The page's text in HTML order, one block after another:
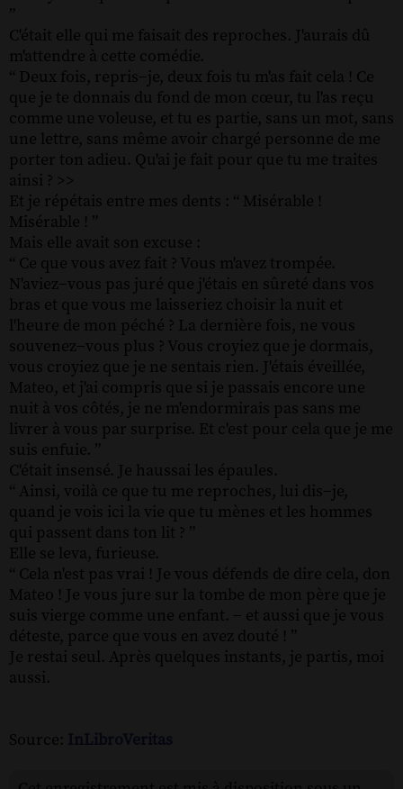
”
C'était elle qui me faisait des reproches. J'aurais dû
m'attendre à cette comédie.
“ Deux fois, repris−je, deux fois tu m'as fait cela ! Ce
que je te donnais du fond de mon cœur, tu l'as reçu
comme une voleuse, et tu es partie, sans un mot, sans
une lettre, sans même avoir chargé personne de me
porter ton adieu. Qu'ai je fait pour que tu me traites
ainsi ? >>
Et je répétais entre mes dents : “ Misérable !
Misérable ! ”
Mais elle avait son excuse :
“ Ce que vous avez fait ? Vous m'avez trompée.
N'aviez−vous pas juré que j'étais en sûreté dans vos
bras et que vous me laisseriez choisir la nuit et
l'heure de mon péché ? La dernière fois, ne vous
souvenez−vous plus ? Vous croyiez que je dormais,
vous croyiez que je ne sentais rien. J'étais éveillée,
Mateo, et j'ai compris que si je passais encore une
nuit à vos côtés, je ne m'endormirais pas sans me
livrer à vous par surprise. Et c'est pour cela que je me
suis enfuie. ”
C'était insensé. Je haussai les épaules.
“ Ainsi, voilà ce que tu me reproches, lui dis−je,
quand je vois ici la vie que tu mènes et les hommes
qui passent dans ton lit ? ”
Elle se leva, furieuse.
“ Cela n'est pas vrai ! Je vous défends de dire cela, don
Mateo ! Je vous jure sur la tombe de mon père que je
suis vierge comme une enfant. − et aussi que je vous
déteste, parce que vous en avez douté ! ”
Je restai seul. Après quelques instants, je partis, moi
aussi.
Source: